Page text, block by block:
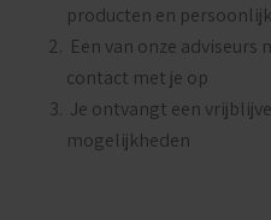
producten en
Een van onze
contact met je op
Je ontvangt een
mogelijkheden